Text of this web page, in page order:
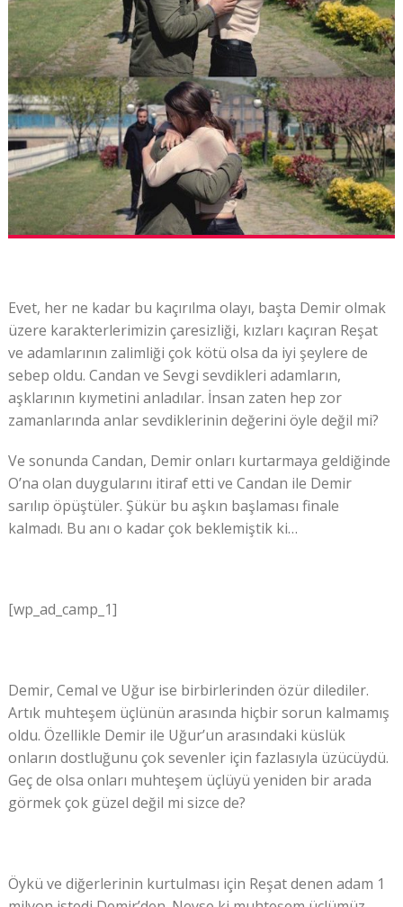
Evet, her ne kadar bu kaçırılma olayı, başta Demir olmak
üzere karakterlerimizin çaresizliği, kızları kaçıran Reşat
ve adamlarının zalimliği çok kötü olsa da iyi şeylere de
sebep oldu. Candan ve Sevgi sevdikleri adamların,
aşklarının kıymetini anladılar. İnsan zaten hep zor
zamanlarında anlar sevdiklerinin değerini öyle değil mi?
Ve sonunda Candan, Demir onları kurtarmaya geldiğinde
O’na olan duygularını itiraf etti ve Candan ile Demir
sarılıp öpüştüler. Şükür bu aşkın başlaması finale
kalmadı. Bu anı o kadar çok beklemiştik ki…
[wp_ad_camp_1]
Demir, Cemal ve Uğur ise birbirlerinden özür dilediler.
Artık muhteşem üçlünün arasında hiçbir sorun kalmamış
oldu. Özellikle Demir ile Uğur’un arasındaki küslük
onların dostluğunu çok sevenler için fazlasıyla üzücüydü.
Geç de olsa onları muhteşem üçlüyü yeniden bir arada
görmek çok güzel değil mi sizce de?
Öykü ve diğerlerinin kurtulması için Reşat denen adam 1